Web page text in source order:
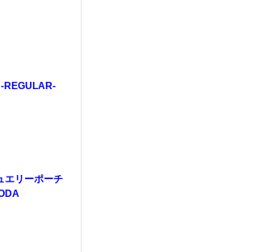
REGULAR-
エリーポーチ